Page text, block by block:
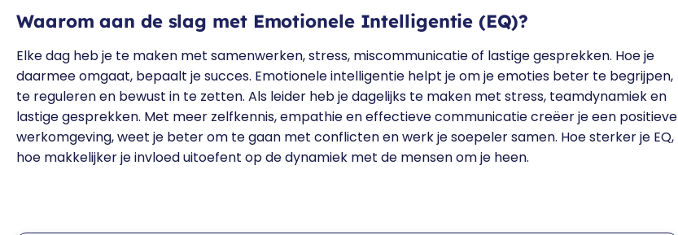
Waarom aan de slag met Emotionele Intelligentie (EQ)?
Elke dag heb je te maken met samenwerken, stress, miscommunicatie of lastige gesprekken. Hoe je
daarmee omgaat, bepaalt je succes. Emotionele intelligentie helpt je om je emoties beter te begrijpen,
te reguleren en bewust in te zetten. Als leider heb je dagelijks te maken met stress, teamdynamiek en
lastige gesprekken. Met meer zelfkennis, empathie en effectieve communicatie creëer je een positieve
werkomgeving, weet je beter om te gaan met conflicten en werk je soepeler samen. Hoe sterker je EQ,
hoe makkelijker je invloed uitoefent op de dynamiek met de mensen om je heen.